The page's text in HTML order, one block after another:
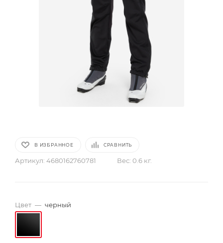
В ИЗБРАННОЕ СРАВНИТЬ
Артикул: 4680162760781 Вес: 0.6 кг.
Цвет — черный